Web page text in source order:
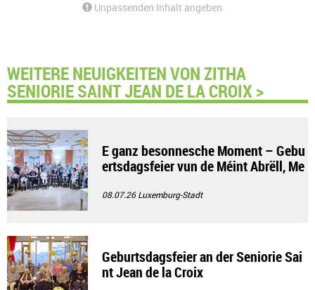
Unpassenden Inhalt angeben
WEITERE NEUIGKEITEN VON ZITHA
SENIORIE SAINT JEAN DE LA CROIX >
E ganz besonnesche Moment – Gebu
ertsdagsfeier vun de Méint Abrëll, Me
08.07.26Luxemburg-Stadt
Geburtsdagsfeier an der Seniorie Sai
nt Jean de la Croix